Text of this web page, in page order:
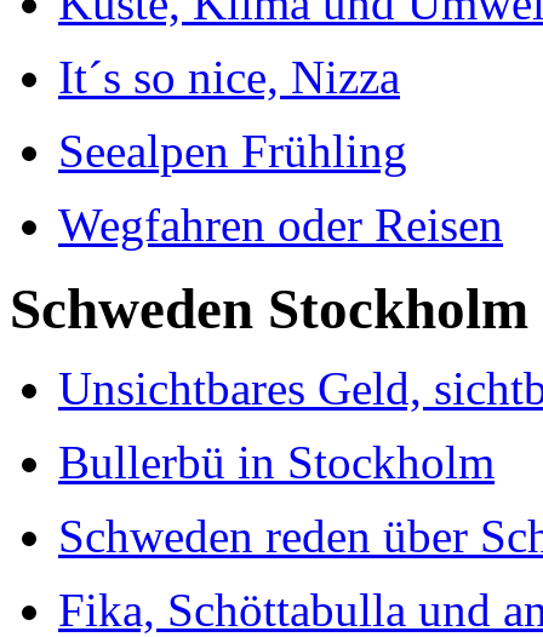
It´s so nice, Nizza
Seealpen Frühling
Wegfahren oder Reisen
Schweden Stockholm
Unsichtbares Geld,
Bullerbü in Stockholm
Schweden reden über
Fika, Schöttabulla und